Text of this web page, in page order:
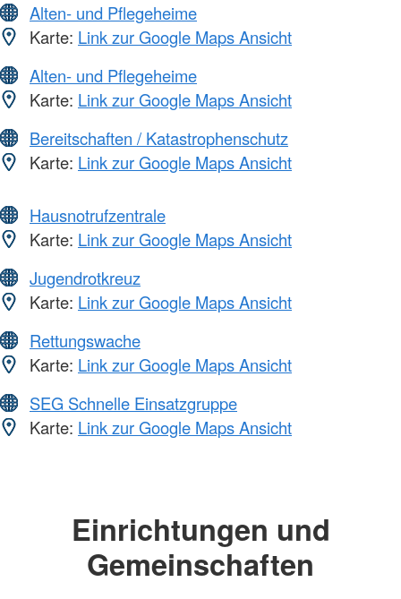
Alten- und Pflegeheime
Karte: Link zur Google Maps Ansicht
Alten- und Pflegeheime
Karte: Link zur Google Maps Ansicht
Bereitschaften / Katastrophenschutz
Karte: Link zur Google Maps Ansicht
Hausnotrufzentrale
Karte: Link zur Google Maps Ansicht
Jugendrotkreuz
Karte: Link zur Google Maps Ansicht
Rettungswache
Karte: Link zur Google Maps Ansicht
SEG Schnelle Einsatzgruppe
Karte: Link zur Google Maps Ansicht
Einrichtungen und
Gemeinschaften